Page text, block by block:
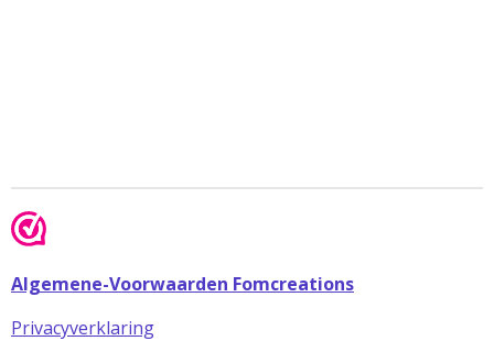
Algemene-Voorwaarden Fomcreations
Privacyverklaring